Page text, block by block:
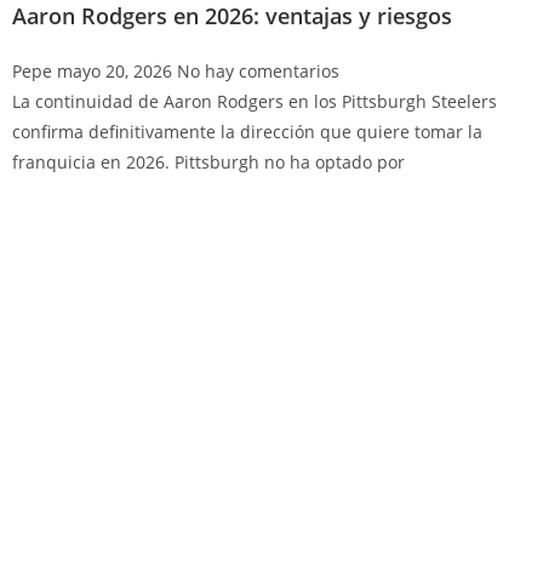
Aaron Rodgers en 2026: ventajas y riesgos
Pepe mayo 20, 2026 No hay comentarios
La continuidad de Aaron Rodgers en los Pittsburgh Steelers
confirma definitivamente la dirección que quiere tomar la
franquicia en 2026. Pittsburgh no ha optado por